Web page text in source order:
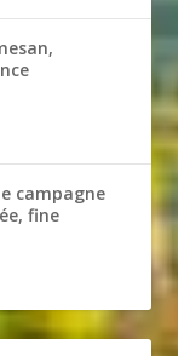
campagne
fine